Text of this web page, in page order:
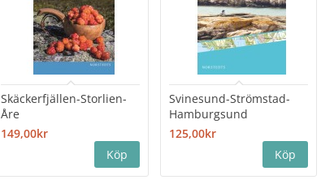
Skäckerfjällen-Storlien-
Åre
149,00kr
Svinesund-Strömstad-
Hamburgsund
125,00kr